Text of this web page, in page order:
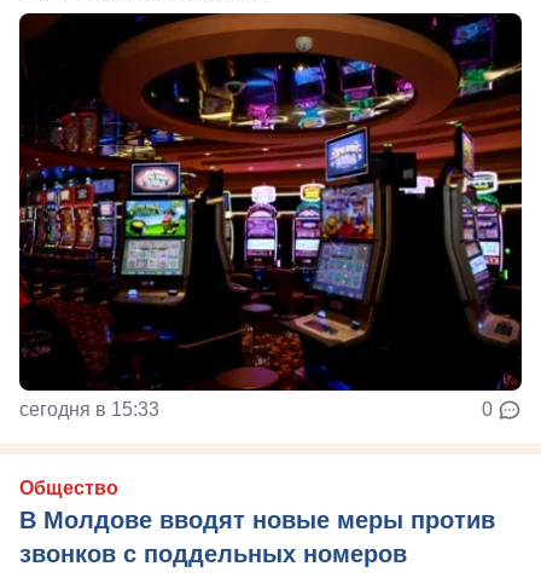
сегодня в 15:33 0
Общество
В Молдове вводят новые меры против
звонков с поддельных номеров